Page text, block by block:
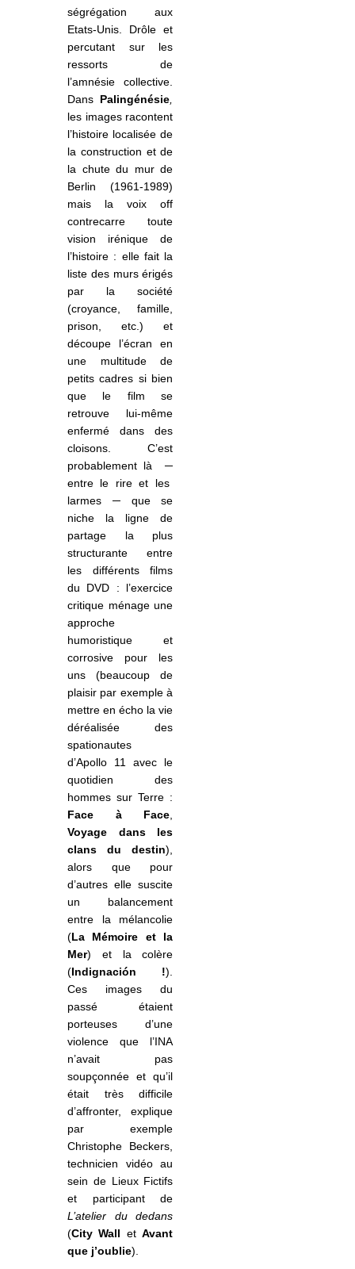
ségrégation aux
Etats-Unis. Drôle et
percutant sur les
ressorts de
l’amnésie collective.
Dans Palingénésie
les images racontent
l’histoire localisée de
la construction et de
la chute du mur de
Berlin (1961-1989)
mais la voix
off
contrecarre toute
vision irénique de
l’histoire : elle fait la
liste des murs érigés
par la société
(croyance, famille,
prison, etc.) et
découpe l’écran en
une multitude de
petits cadres si bien
que le film se
retrouve lui-même
enfermé dans des
cloisons. C’est
probablement là─
entre le rire et les
larmes ─ que se
niche la ligne de
partage la plus
structurante entre
les différents films
du DVD : l’exercice
critique ménage une
approche
humoristique et
corrosive pour les
uns (beaucoup de
plaisir par exemple à
mettre en écho la vie
déréalisée des
spationautes
d’Apollo 11 avec le
quotidien des
hommes sur Terre :
Face à Face
Voyage dans les
clans du destin),
alors que pour
d’autres elle suscite
un balancement
entre la mélancolie
(La Mémoire et la
Mer) et la colère
(Indignación !).
Ces images du
passé étaient
porteuses d’une
violence que l’INA
n’avait pas
soupçonnée et qu’il
était très difficile
d’affronter, explique
par exemple
Christophe Beckers,
technicien vidéo au
sein de Lieux Fictifs
et participant de
L’atelier du dedans
(City Wall etAvant
que j’oublie).